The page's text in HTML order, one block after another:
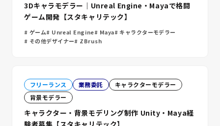
3Dキャラモデラー｜Unreal Engine・Mayaで格闘
ゲーム開発【スタキャリテック】
ゲーム Unreal Engine Maya キャラクターモデラー
その他デザイナー
ZBrush
フリーランス 業務委託
キャラクターモデラー
背景モデラー
キャラクター・背景モデリング制作 Unity・Maya経
験者募集【スタキャリテック】